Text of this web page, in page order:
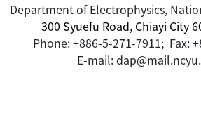
Department of Electrophysics,
300 Syuefu Road, Chiayi City
Phone: +886-5-271-7911; Fax:
E-mail: